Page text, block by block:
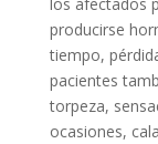
los afectados
producirse
tiempo,
pacientes
torpeza,
ocasiones,